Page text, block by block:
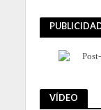
VÍDEO